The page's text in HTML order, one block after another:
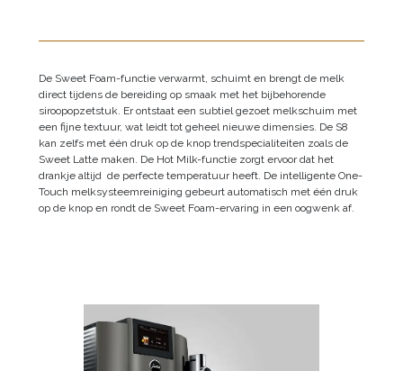
De Sweet Foam-functie verwarmt, schuimt en brengt de melk
direct tijdens de bereiding op smaak met het bijbehorende
siroopopzetstuk. Er ontstaat een subtiel gezoet melkschuim met
een fijne textuur, wat leidt tot geheel nieuwe dimensies. De S8
kan zelfs met één druk op de knop trendspecialiteiten zoals de
Sweet Latte maken. De Hot Milk-functie zorgt ervoor dat het
drankje altijd de perfecte temperatuur heeft. De intelligente One-
Touch melksysteemreiniging gebeurt automatisch met één druk
op de knop en rondt de Sweet Foam-ervaring in een oogwenk af.